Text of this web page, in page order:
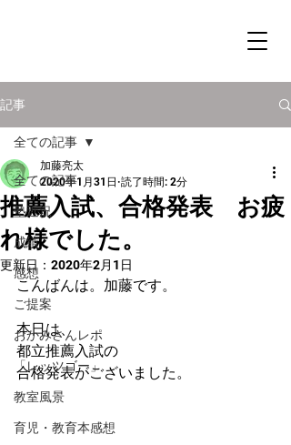
記事
全ての記事
塾近況
成績
感想
ご提案
おかみさんレポ
「レッツゴー」
教室風景
育児・教育本感想
全ての記事
推薦入試、合格発表 お疲
れ様でした。
加藤亮太
2020年1月31日 読了時間: 2分
更新日： 2020年2月1日
こんばんは。加藤です。
本日は、
都立推薦入試の
合格発表がございました。